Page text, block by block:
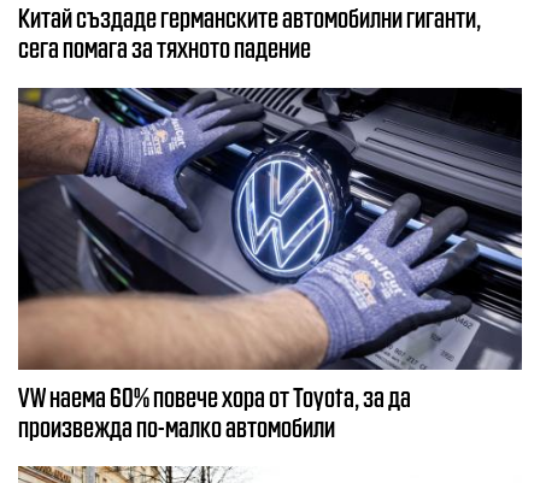
Китай създаде германските автомобилни гиганти,
сега помага за тяхното падение
VW наема 60% повече хора от Toyota, за да
произвежда по-малко автомобили